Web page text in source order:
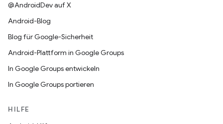
@AndroidDev auf X
Android-Blog
Blog für Google-Sicherheit
Android-Plattform in Google Groups
In Google Groups entwickeln
In Google Groups portieren
HILFE